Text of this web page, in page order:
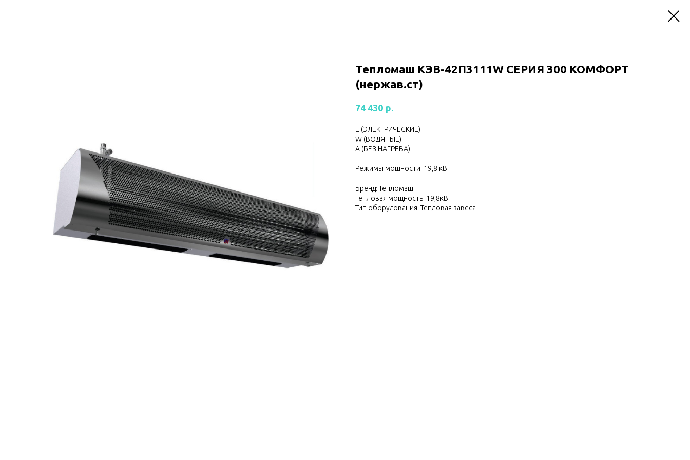
Тепломаш КЭВ-42П3111W CЕРИЯ 300 КОМФОРТ
(нержав.ст)
74 430 р.
Е (ЭЛЕКТРИЧЕСКИЕ)
W (ВОДЯНЫЕ)
А (БЕЗ НАГРЕВА)
Режимы мощности: 19,8 кВт
Бренд: Тепломаш
Тепловая мощность: 19,8кВт
Тип оборудования: Тепловая завеса